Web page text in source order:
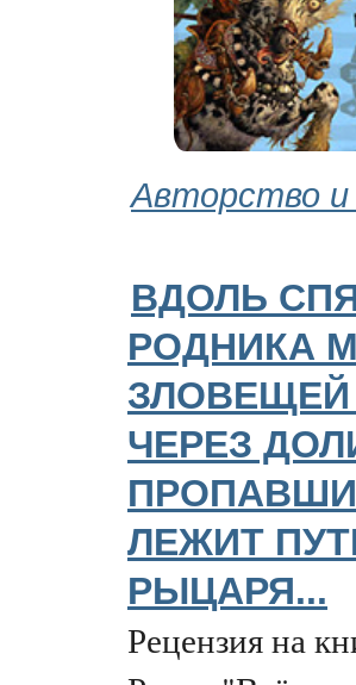
Авторство и
ВДОЛЬ
РОДНИКА
ЧЕРЕЗ
ЛЕЖИТ
РЫЦАРЯ...
Рецензия на